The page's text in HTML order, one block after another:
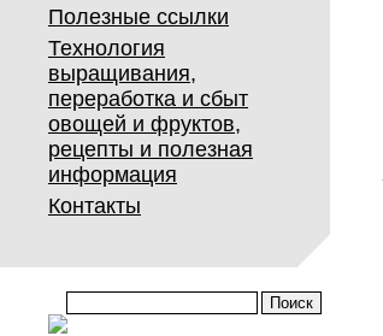
Полезные ссылки
Технология
выращивания,
переработка и сбыт
овощей и фруктов,
рецепты и полезная
информация
Контакты